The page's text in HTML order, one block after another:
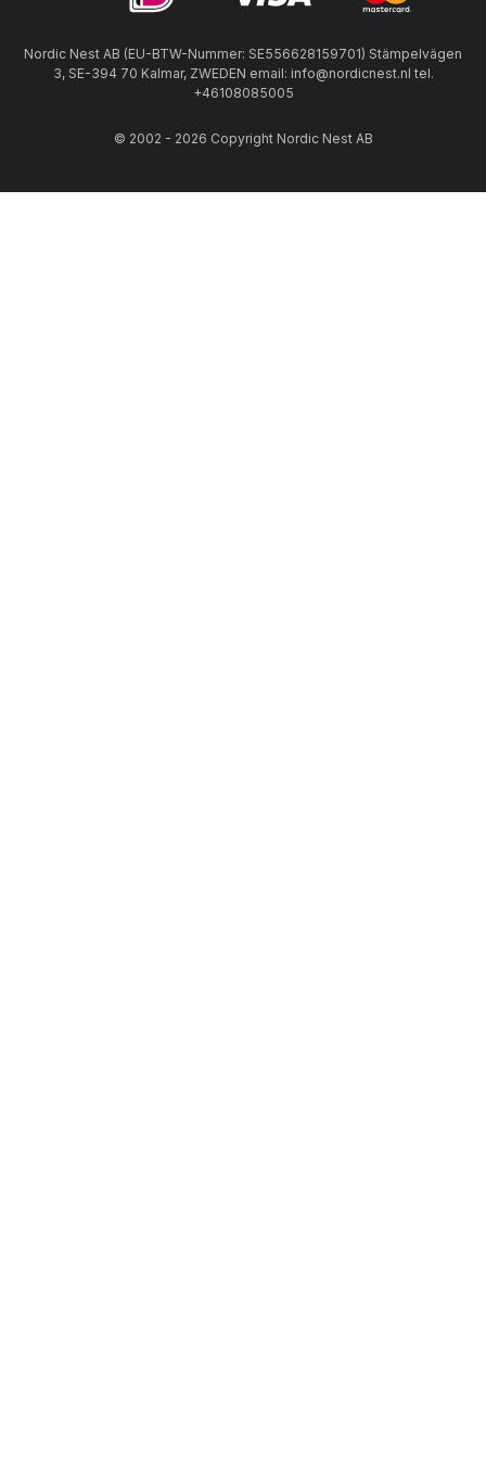
Nordic Nest AB (EU-BTW-Nummer: SE556628159701) Stämpelvägen
3, SE-394 70 Kalmar, ZWEDEN email: info@nordicnest.nl tel.
+46108085005
© 2002 - 2026 Copyright Nordic Nest AB